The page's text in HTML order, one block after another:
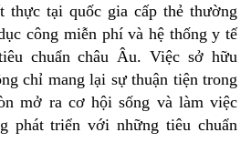
thực tại quốc gia cấp thẻ thường
công miễn phí và hệ thống y tế
chuẩn châu Âu. Việc sở hữu
chỉ mang lại sự thuận tiện trong
mở ra cơ hội sống và làm việc
phát triển với những tiêu chuẩn